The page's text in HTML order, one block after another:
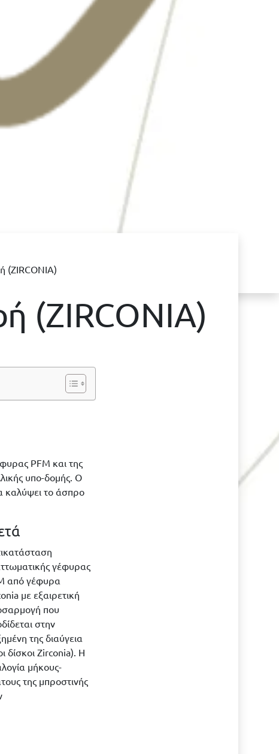
(ZIRCONIA)
(ZIRCONIA)
PFM και της
υπο-δομής. Ο
καλύψει το άσπρο
γέφυρας
από γέφυρα
με εξαιρετική
που
στην
της διαύγεια
δίσκοι Zirconia). Η
μήκους-
της μπροστινής